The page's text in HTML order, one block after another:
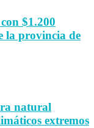
$1.200
la provincia de
natural
extremos